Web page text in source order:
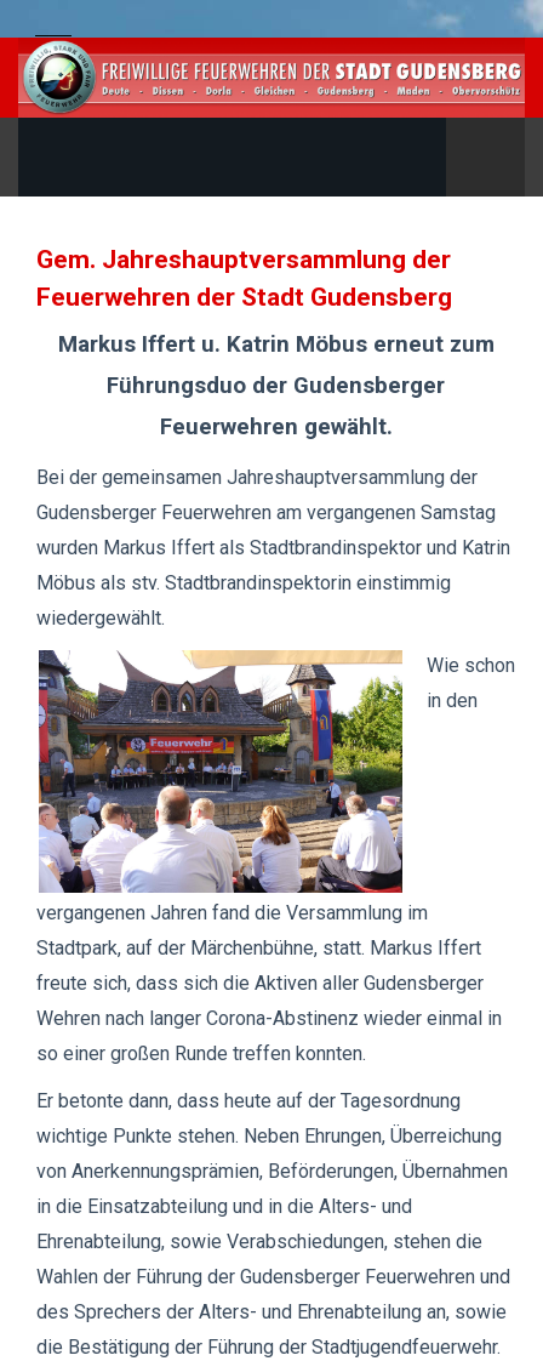
Gem. Jahreshauptversammlung der
Feuerwehren der Stadt Gudensberg
Markus Iffert u. Katrin Möbus erneut zum
Führungsduo der Gudensberger
Feuerwehren gewählt.
Bei der gemeinsamen Jahreshauptversammlung der
Gudensberger Feuerwehren am vergangenen Samstag
wurden Markus Iffert als Stadtbrandinspektor und Katrin
Möbus als stv. Stadtbrandinspektorin einstimmig
wiedergewählt.
Wie schon
in den
vergangenen Jahren fand die Versammlung im
Stadtpark, auf der Märchenbühne, statt. Markus Iffert
freute sich, dass sich die Aktiven aller Gudensberger
Wehren nach langer Corona-Abstinenz wieder einmal in
so einer großen Runde treffen konnten.
Er betonte dann, dass heute auf der Tagesordnung
wichtige Punkte stehen. Neben Ehrungen, Überreichung
von Anerkennungsprämien, Beförderungen, Übernahmen
in die Einsatzabteilung und in die Alters- und
Ehrenabteilung, sowie Verabschiedungen, stehen die
Wahlen der Führung der Gudensberger Feuerwehren und
des Sprechers der Alters- und Ehrenabteilung an, sowie
die Bestätigung der Führung der Stadtjugendfeuerwehr.